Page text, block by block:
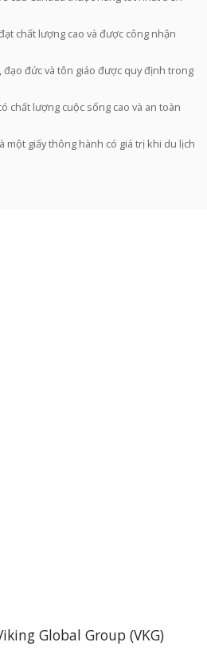
chất lượng cao và được công nhận
đạo đức và tôn giáo được quy định trong
chất lượng cuộc sống cao và an toàn
một giấy thông hành có giá trị khi du lịch
Global Group (VKG)